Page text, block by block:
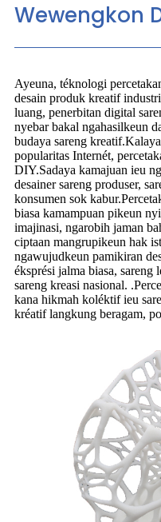
Wewengkon
Ayeuna, téknologi
desain produk kreatif
luang, penerbitan digital
nyebar bakal ngahasilkeun
budaya sareng
popularitas Internét,
DIY.Sadaya kamajuan ieu
desainer sareng produser,
konsumen sok
biasa kamampuan pikeun
imajinasi, ngarobih jaman
ciptaan mangrupikeun hak
ngawujudkeun pamikiran
éksprési jalma biasa, sareng
sareng kreasi nasional.
kana hikmah koléktif ieu
kréatif langkung beragam,